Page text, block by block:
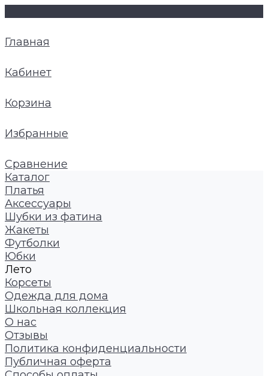
Главная
Кабинет
Корзина
Избранные
Сравнение
Каталог
Платья
Аксессуары
Шубки из фатина
Жакеты
Футболки
Юбки
Лето
Корсеты
Одежда для дома
Школьная коллекция
О нас
Отзывы
Политика конфиденциальности
Публичная оферта